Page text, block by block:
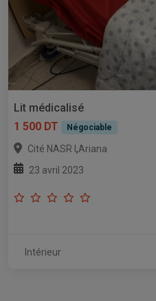
Lit médicalisé
1 500 DT
Négociable
Cité NASR I ,Ariana
23 avril 2023
Intérieur